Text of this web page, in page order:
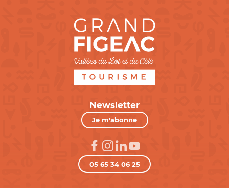
Newsletter
Je m'abonne
05 65 34 06 25